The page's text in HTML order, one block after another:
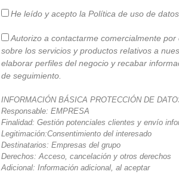
He leído y acepto la Política de uso de datos
Autorizo a contactarme comercialmente
sobre los servicios y productos relativos a
elaborar perfiles del negocio y recabar
de seguimiento.
INFORMACIÓN BÁSICA PROTECCIÓN DE
Responsable: EMPRESA
Finalidad: Gestión potenciales clientes y envío
Legitimación:Consentimiento del interesado
Destinatarios: Empresas del grupo
Derechos: Acceso, cancelación y otros derechos
Adicional: Información adicional, al aceptar